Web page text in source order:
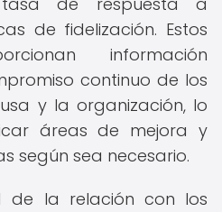
de fidelización. Estos
información
continuo de los
y la organización, lo
áreas de mejora y
según sea necesario.
de la relación con los